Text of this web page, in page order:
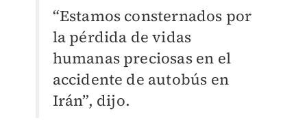
“Estamos consternados por
la pérdida de vidas
humanas preciosas en el
accidente de autobús en
Irán”, dijo.